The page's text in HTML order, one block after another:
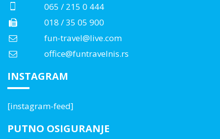
065 / 215 0 444
018 / 35 05 900
fun-travel@live.com
office@funtravelnis.rs
INSTAGRAM
[instagram-feed]
PUTNO OSIGURANJE